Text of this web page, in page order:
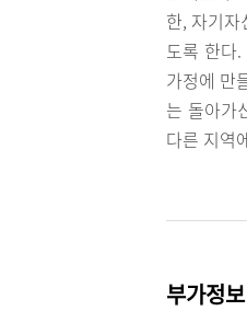
한, 자기
도록 한다
가정에 만
는 돌아가
다른 지역
부가정보